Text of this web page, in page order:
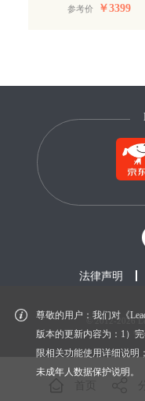
参考价 ￥3399
尊敬的用户：我们对《
版本的更新内容为：1）
限相关功能使用详细说明
未成年人数据保护说明。
法律声明
© 2012-2026
鲁